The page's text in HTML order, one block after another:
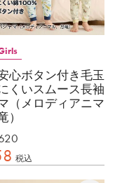
心ボタン付き毛玉
くいスムース長袖
（メロディアニマ
）
税込